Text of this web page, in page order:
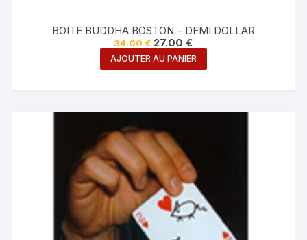
BOITE BUDDHA BOSTON – DEMI DOLLAR
34.00€ Le
prix
initial
était :
27.00€Le
prix
actuel
est :
AJOUTER AU PANIER